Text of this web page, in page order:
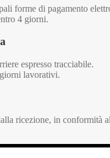
forme di pagamento
4 giorni.
espresso tracciabile.
lavorativi.
ricezione, in conformità